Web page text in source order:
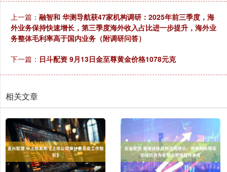
上一篇： 融智和 华测导航获47家机构调研：2025年前三季度，海
外业务保持快速增长，第三季度海外收入占比进一步提升，海外业
务整体毛利率高于国内业务（附调研问答）
下一篇： 日斗配资 9月13日金至尊黄金价格1078元克
相关文章